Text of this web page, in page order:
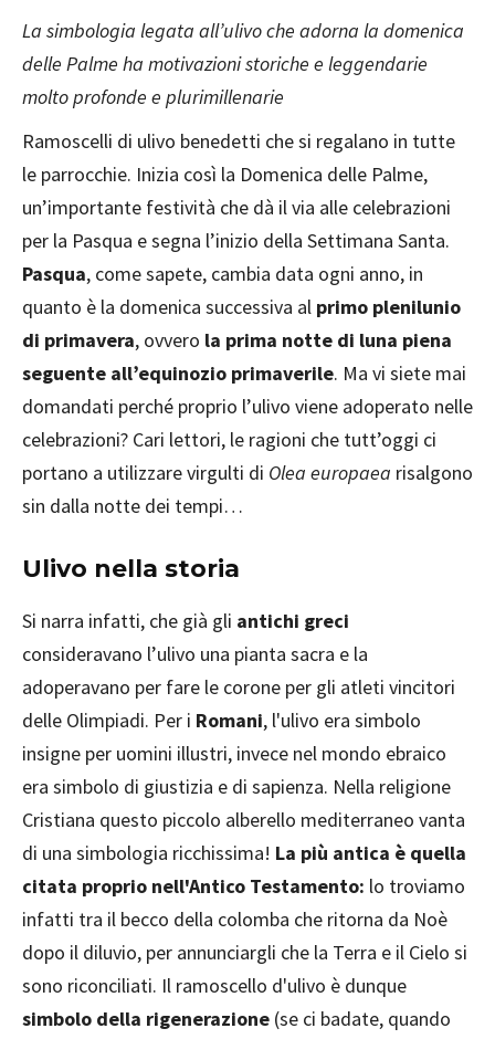
La simbologia legata all’ulivo che adorna la domenica
delle Palme ha motivazioni storiche e leggendarie
molto profonde e plurimillenarie
Ramoscelli di ulivo benedetti che si regalano in tutte
le parrocchie. Inizia così la Domenica delle Palme,
un’importante festività che dà il via alle celebrazioni
per la Pasqua e segna l’inizio della Settimana Santa.
Pasqua, come sapete, cambia data ogni anno, in
quanto è la domenica successiva al primo plenilunio
di primavera, ovvero la prima notte di luna piena
seguente all’equinozio primaverile. Ma vi siete mai
domandati perché proprio l’ulivo viene adoperato nelle
celebrazioni? Cari lettori, le ragioni che tutt’oggi ci
portano a utilizzare virgulti di Olea europaea risalgono
sin dalla notte dei tempi…
Ulivo nella storia
Si narra infatti, che già gli antichi greci
consideravano l’ulivo una pianta sacra e la
adoperavano per fare le corone per gli atleti vincitori
delle Olimpiadi. Per i Romani, l'ulivo era simbolo
insigne per uomini illustri, invece nel mondo ebraico
era simbolo di giustizia e di sapienza. Nella religione
Cristiana questo piccolo alberello mediterraneo vanta
di una simbologia ricchissima! La più antica è quella
citata proprio nell'Antico Testamento: lo troviamo
infatti tra il becco della colomba che ritorna da Noè
dopo il diluvio, per annunciargli che la Terra e il Cielo si
sono riconciliati. Il ramoscello d'ulivo è dunque
simbolo della rigenerazione (se ci badate, quando